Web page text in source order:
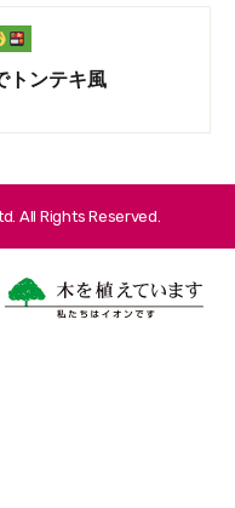
トンテキ風
All Rights Reserved.